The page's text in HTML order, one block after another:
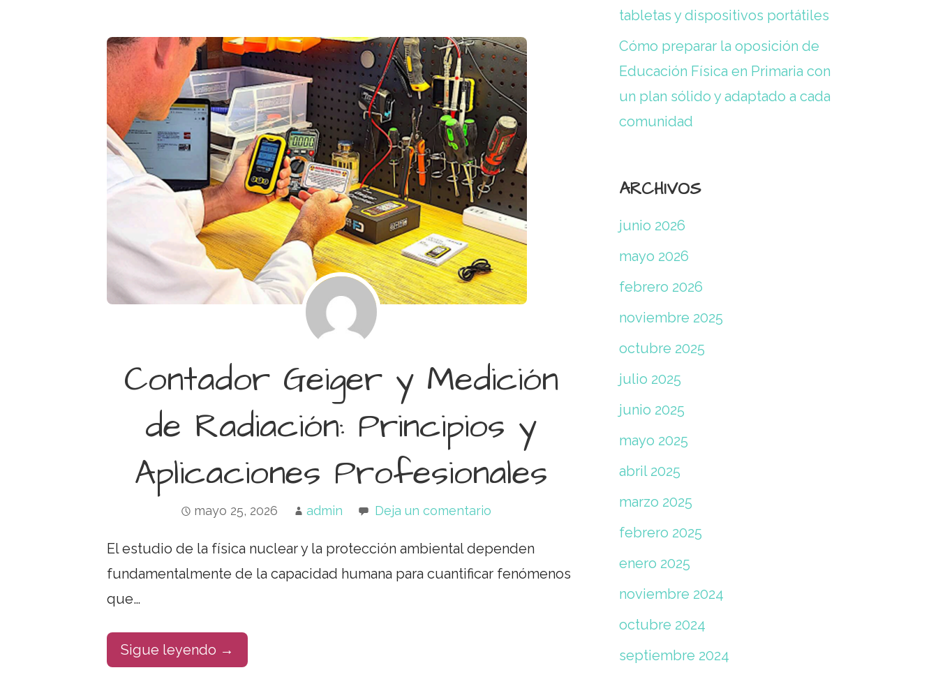
Contador Geiger y Medición
de Radiación: Principios y
Aplicaciones Profesionales
mayo 25, 2026 admin Deja un comentario
El estudio de la física nuclear y la protección ambiental dependen
fundamentalmente de la capacidad humana para cuantificar fenómenos
que…
Sigue leyendo →
tabletas y dispositivos portátiles
Cómo preparar la oposición de
Educación Física en Primaria con
un plan sólido y adaptado a cada
comunidad
ARCHIVOS
junio 2026
mayo 2026
febrero 2026
noviembre 2025
octubre 2025
julio 2025
junio 2025
mayo 2025
abril 2025
marzo 2025
febrero 2025
enero 2025
noviembre 2024
octubre 2024
septiembre 2024